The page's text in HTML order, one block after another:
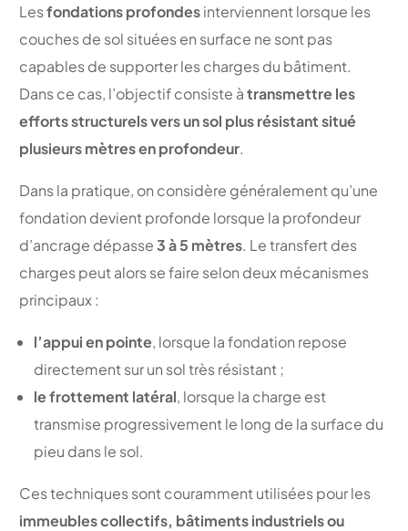
Lesfondations profondesinterviennent lorsque les
couches de sol situées en surface ne sont pas
capables de supporter les charges du bâtiment.
Dans ce cas, l’objectif consiste àtransmettre les
efforts structurels vers un sol plus résistant situé
plusieurs mètres en profondeur.
Dans la pratique, on considère généralement qu’une
fondation devient profonde lorsque la profondeur
d’ancrage dépasse3 à 5 mètres. Le transfert des
charges peut alors se faire selon deux mécanismes
principaux :
l’appui en pointe, lorsque la fondation repose
directement sur un sol très résistant ;
le frottement latéral, lorsque la charge est
transmise progressivement le long de la surface du
pieu dans le sol.
Ces techniques sont couramment utilisées pour les
immeubles collectifs, bâtiments industriels ou